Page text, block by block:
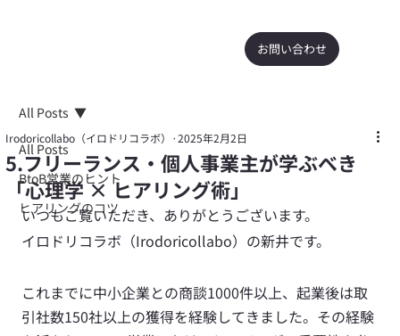
お問い合わせ
All Posts
BtoB営業のヒント
ヒアリングのコツ
All Posts
5.フリーランス・個人事業主が学ぶべき
「心理学 × ヒアリング術」
Irodoricollabo（イロドリコラボ） 2025年2月2日
いつもご覧いただき、ありがとうございます。
イロドリコラボ（Irodoricollabo）の新井です。
これまでに中小企業との商談1000件以上、起業後は取
引社数150社以上の獲得を経験してきました。その経験